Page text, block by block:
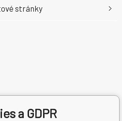
stránky
a GDPR